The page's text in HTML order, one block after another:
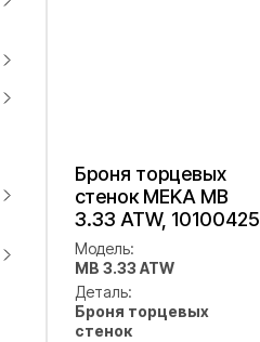
Броня торцевых
стенок MEKA MB
3.33 ATW, 10100425
Модель:
MB 3.33 ATW
Деталь:
Броня торцевых
стенок